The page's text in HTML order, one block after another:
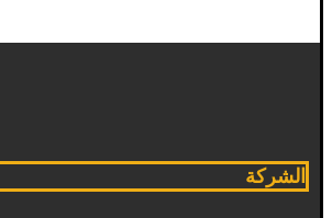
الشركة